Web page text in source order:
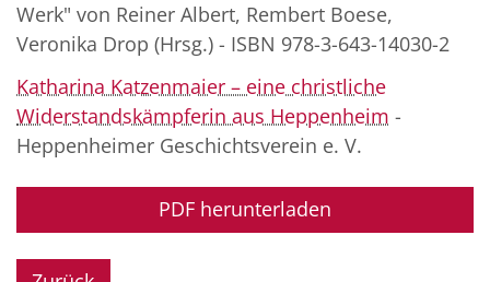
Werk" von Reiner Albert, Rembert Boese,
Veronika Drop (Hrsg.) - ISBN 978-3-643-14030-2
Katharina Katzenmaier – eine christliche
Widerstandskämpferin aus Heppenheim -
Heppenheimer Geschichtsverein e. V.
PDF herunterladen